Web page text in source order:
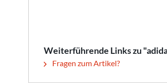
Weiterführende Links zu
Fragen zum Artikel?